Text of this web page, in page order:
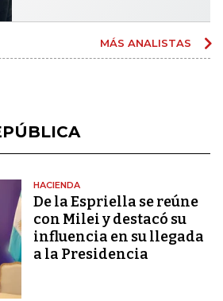
MÁS ANALISTAS
HACIENDA
De la Espriella se reúne
con Milei y destacó su
influencia en su llegada
a la Presidencia